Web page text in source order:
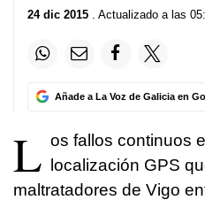
24 dic 2015 . Actualizado a las
Añade a La Voz de Galicia en
L os fallos continuos
localización GPS
maltratadores de Vigo